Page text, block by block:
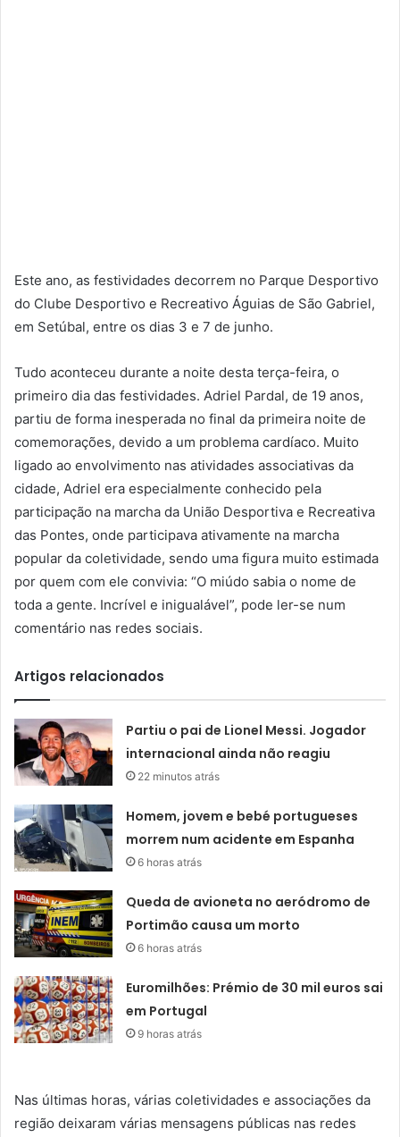
Este ano, as festividades decorrem no Parque Desportivo
do Clube Desportivo e Recreativo Águias de São Gabriel,
em Setúbal, entre os dias 3 e 7 de junho.
Tudo aconteceu durante a noite desta terça-feira, o
primeiro dia das festividades. Adriel Pardal, de 19 anos,
partiu de forma inesperada no final da primeira noite de
comemorações, devido a um problema cardíaco. Muito
ligado ao envolvimento nas atividades associativas da
cidade, Adriel era especialmente conhecido pela
participação na marcha da União Desportiva e Recreativa
das Pontes, onde participava ativamente na marcha
popular da coletividade, sendo uma figura muito estimada
por quem com ele convivia: “O miúdo sabia o nome de
toda a gente. Incrível e inigualável”, pode ler-se num
comentário nas redes sociais.
Artigos relacionados
Partiu o pai de Lionel Messi. Jogador
internacional ainda não reagiu
22 minutos atrás
Homem, jovem e bebé portugueses
morrem num acidente em Espanha
6 horas atrás
Queda de avioneta no aeródromo de
Portimão causa um morto
6 horas atrás
Euromilhões: Prémio de 30 mil euros sai
em Portugal
9 horas atrás
Nas últimas horas, várias coletividades e associações da
região deixaram várias mensagens públicas nas redes